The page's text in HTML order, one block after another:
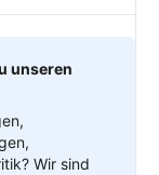
unseren
Wir sind